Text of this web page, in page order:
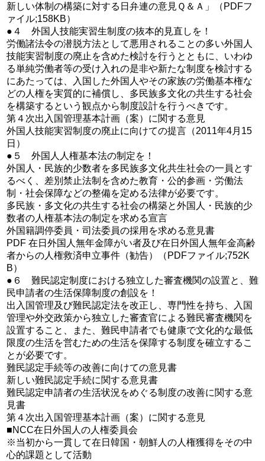
新しい体制の構築に対する日弁連の意見Ｑ＆Ａ」（PDFフ
ァイル;158KB）
●４ 外国人技能実習生制度の抜本的見直しを！
労働諸法令の潜脱方法として悪用されることの多い外国人
技能実習制度の廃止を含めた検討を行うとともに、いわゆ
る単純労働者等の受け入れの是非や新たな制度を検討する
にあたっては、入国した外国人やその家族の労働基本権な
どの人権を実質的に補償し、多民族多文化の共生する社会
を構築するという観点から制度設計を行うべきです。
第４次出入国管理基本計画（案）に関する意見
外国人技能実習制度の廃止に向けての提言（2011年4月15
日）
●５ 外国人人権基本法の制定を！
外国人・民族的少数者を多民族多文化共生社会の一員とす
るべく、差別禁止法制を含めた教育・公的参画・労働法
制・社会保障などの整備を定める法律が必要です。
多民族・多文化の共生する社会の構築と外国人・民族的少
数者の人権基本法の制定を求める宣言
外国籍調停委員・司法委員の採用を求める意見書
PDF 在日外国人無年金障がい者及び在日外国人無年金高齢
者からの人権救済申立事件（勧告）（PDFファイル;752K
B）
●６ 難民認定制度における独立した審査機関の設置と、難
民申請者の生活保障制度の創設を！
出入国管理及び難民認定法を改正し、専門性を持ち、入国
管理や外交政策から独立した審査官による難民審査機関を
設置すること、また、難民申請者でも健康で文化的な最低
限度の生活を営むための生活を保障する制度を確立するこ
とが必要です。
難民認定手続等の改善に向けての意見書
新しい難民認定手続に関する意見書
難民認定申請者の生活状況をめぐる制度の改善に関する意
見書
第４次出入国管理基本計画（案）に関する意見
■NCC在日外国人の人権委員会
※当初から一貫して在日韓国・朝鮮人の人権獲得をその中
心的課題として活動